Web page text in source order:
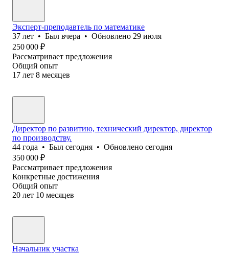
Эксперт-преподавтель по математике
37 лет • Был вчера • Обновлено 29 июля
250 000 ₽
Рассматривает предложения
Общий опыт
17 лет 8 месяцев
Директор по развитию, технический директор, директор
по производству.
44 года • Был сегодня • Обновлено сегодня
350 000 ₽
Рассматривает предложения
Конкретные достижения
Общий опыт
20 лет 10 месяцев
Начальник участка